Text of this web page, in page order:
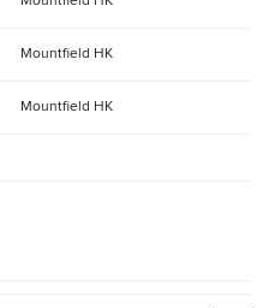
Mountfield HK
Mountfield HK